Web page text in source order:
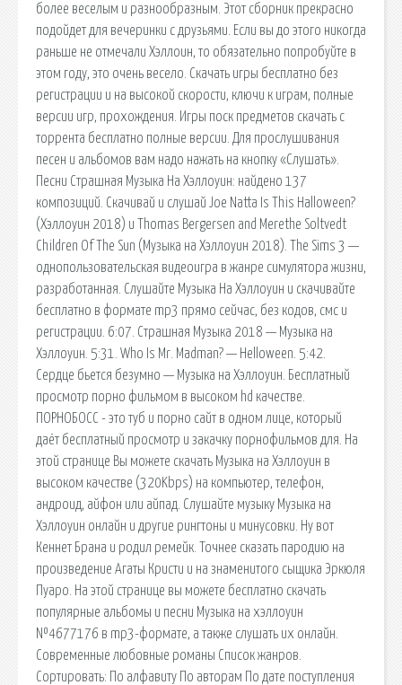
более веселым и разнообразным. Этот сборник прекрасно
подойдет для вечеринки с друзьями. Если вы до этого никогда
раньше не отмечали Хэллоин, то обязательно попробуйте в
этом году, это очень весело. Скачать игры бесплатно без
регистрации и на высокой скорости, ключи к играм, полные
версии игр, прохождения. Игры поск предметов скачать с
торрента бесплатно полные версии. Для прослушивания
песен и альбомов вам надо нажать на кнопку «Слушать».
Песни Страшная Музыка На Хэллоуин: найдено 137
композиций. Скачивай и слушай Joe Natta Is This Halloween?
(Хэллоуин 2018) и Thomas Bergersen and Merethe Soltvedt
Children Of The Sun (Музыка на Хэллоуин 2018). The Sims 3 —
однопользовательская видеоигра в жанре симулятора жизни,
разработанная. Слушайте Музыка На Хэллоуин и скачивайте
бесплатно в формате mp3 прямо сейчас, без кодов, смс и
регистрации. 6:07. Страшная Музыка 2018 — Музыка на
Хэллоуин. 5:31. Who Is Mr. Madman? — Helloween. 5:42.
Сердце бьется безумно — Музыка на Хэллоуин. Бесплатный
просмотр порно фильмом в высоком hd качестве.
ПОРНОБОСС - это туб и порно сайт в одном лице, который
даёт бесплатный просмотр и закачку порнофильмов для. На
этой странице Вы можете скачать Музыка на Хэллоуин в
высоком качестве (320Kbps) на компьютер, телефон,
андроид, айфон или айпад. Слушайте музыку Музыка на
Хэллоуин онлайн и другие рингтоны и минусовки. Ну вот
Кеннет Брана и родил ремейк. Точнее сказать пародию на
произведение Агаты Кристи и на знаменитого сыщика Эркюля
Пуаро. На этой странице вы можете бесплатно скачать
популярные альбомы и песни Музыка на хэллоуин
№4677176 в mp3-формате, а также слушать их онлайн.
Современные любовные романы Список жанров.
Сортировать: По алфавиту По авторам По дате поступления